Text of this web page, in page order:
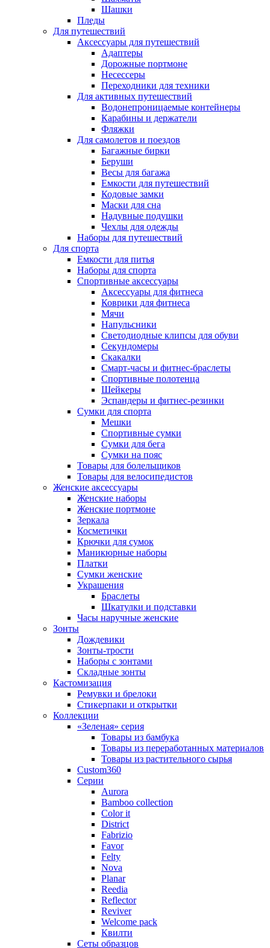
Шашки
Пледы
Для путешествий
Аксессуары для путешествий
Адаптеры
Дорожные портмоне
Несессеры
Переходники для техники
Для активных путешествий
Водонепроницаемые контейнеры
Карабины и держатели
Фляжки
Для самолетов и поездов
Багажные бирки
Беруши
Весы для багажа
Емкости для путешествий
Кодовые замки
Маски для сна
Надувные подушки
Чехлы для одежды
Наборы для путешествий
Для спорта
Емкости для питья
Наборы для спорта
Спортивные аксессуары
Аксессуары для фитнеса
Коврики для фитнеса
Мячи
Напульсники
Светодиодные клипсы для обуви
Секундомеры
Скакалки
Смарт-часы и фитнес-браслеты
Спортивные полотенца
Шейкеры
Эспандеры и фитнес-резинки
Сумки для спорта
Мешки
Спортивные сумки
Сумки для бега
Сумки на пояс
Товары для болельщиков
Товары для велосипедистов
Женские аксессуары
Женские наборы
Женские портмоне
Зеркала
Косметички
Крючки для сумок
Маникюрные наборы
Платки
Сумки женские
Украшения
Браслеты
Шкатулки и подставки
Часы наручные женские
Зонты
Дождевики
Зонты-трости
Наборы с зонтами
Складные зонты
Кастомизация
Ремувки и брелоки
Стикерпаки и открытки
Коллекции
«Зеленая» серия
Товары из бамбука
Товары из переработанных материалов
Товары из растительного сырья
Custom360
Серии
Aurora
Bamboo collection
Color it
District
Fabrizio
Favor
Felty
Nova
Planar
Reedia
Reflector
Reviver
Welcome pack
Квилти
Сеты образцов